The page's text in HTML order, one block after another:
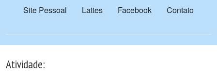
Site Pessoal Lattes Facebook Contato
Atividade: